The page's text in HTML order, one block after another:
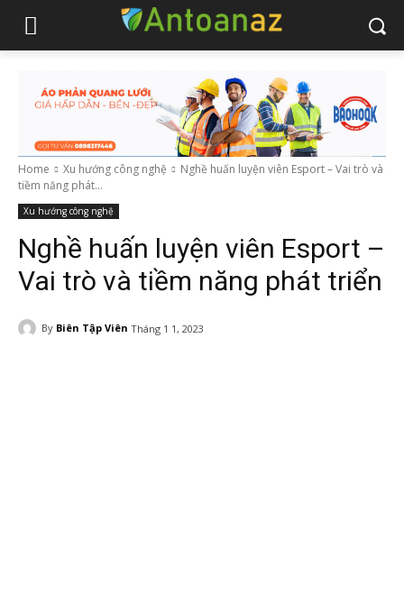
Home Xu hướng công nghệ
Nghề huấn luyện viên Esport – Vai trò và
tiềm năng phát...
Xu hướng công nghệ
Nghề huấn luyện viên Esport –
Vai trò và tiềm năng phát triển
By Biên Tập Viên Tháng 1 1, 2023